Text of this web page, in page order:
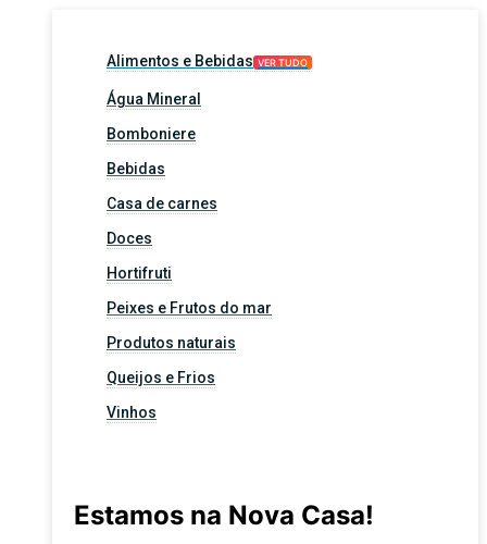
Alimentos e Bebidas VER TUDO
Água Mineral
Bomboniere
Bebidas
Casa de carnes
Doces
Hortifruti
Peixes e Frutos do mar
Produtos naturais
Queijos e Frios
Vinhos
Estamos na Nova Casa!